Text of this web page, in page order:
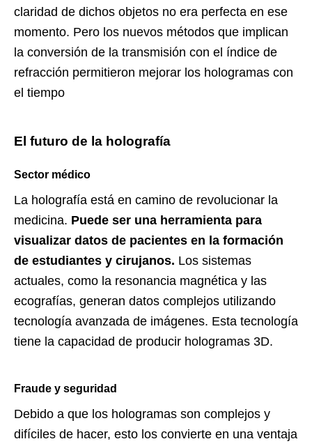
claridad de dichos objetos no era perfecta en ese
momento. Pero los nuevos métodos que implican
la conversión de la transmisión con el índice de
refracción permitieron mejorar los hologramas con
el tiempo
El futuro de la holografía
Sector médico
La holografía está en camino de revolucionar la
medicina. Puede ser una herramienta para
visualizar datos de pacientes en la formación
de estudiantes y cirujanos. Los sistemas
actuales, como la resonancia magnética y las
ecografías, generan datos complejos utilizando
tecnología avanzada de imágenes. Esta tecnología
tiene la capacidad de producir hologramas 3D.
Fraude y seguridad
Debido a que los hologramas son complejos y
difíciles de hacer, esto los convierte en una ventaja